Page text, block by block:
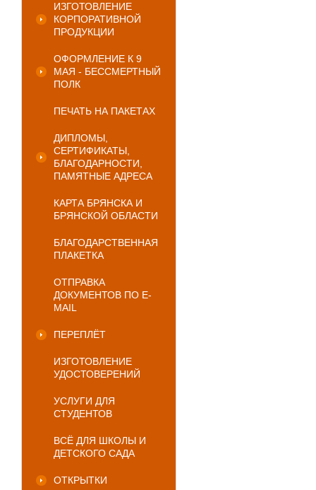
ИЗГОТОВЛЕНИЕ
КОРПОРАТИВНОЙ
ПРОДУКЦИИ
ОФОРМЛЕНИЕ К 9
МАЯ - БЕССМЕРТНЫЙ
ПОЛК
ПЕЧАТЬ НА ПАКЕТАХ
ДИПЛОМЫ,
СЕРТИФИКАТЫ,
БЛАГОДАРНОСТИ,
ПАМЯТНЫЕ АДРЕСА
КАРТА БРЯНСКА И
БРЯНСКОЙ ОБЛАСТИ
БЛАГОДАРСТВЕННАЯ
ПЛАКЕТКА
ОТПРАВКА
ДОКУМЕНТОВ ПО E-
MAIL
ПЕРЕПЛЁТ
ИЗГОТОВЛЕНИЕ
УДОСТОВЕРЕНИЙ
УСЛУГИ ДЛЯ
СТУДЕНТОВ
ВСЁ ДЛЯ ШКОЛЫ И
ДЕТСКОГО САДА
ОТКРЫТКИ